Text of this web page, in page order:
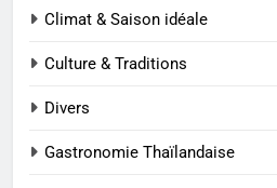
Climat & Saison idéale
Culture & Traditions
Divers
Gastronomie Thaïlandaise